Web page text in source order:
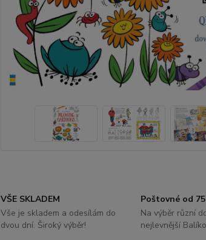
VŠE SKLADEM
Vše je skladem a odesílám do
dvou dní. Široký výběr!
Poštovné od 75
Na výběr různí
nejlevnější